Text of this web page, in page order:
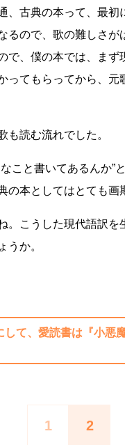
、古典の本って、最
るので、歌の難しさ
で、僕の本では、ま
ってもらってから、
読む流れでした。
こと書いてあるんか
本としてはとても画
こうした現代語訳を
うか。
して、愛読書は『小悪
1 2